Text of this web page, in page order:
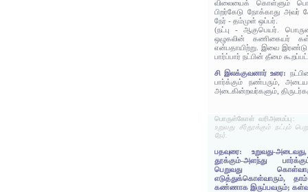
விலையைக் கொள்ளும்
பிறர்கேடு நோக்காது அவர்
நேர் - தம்முள் ஒப்பர்.
(நட்பு - ஆகுபெயர்.
ஒழுகலின் கணிகையர்
என்பதாயிற்று. இவை இரண்டு
பார்ப்பார் நட்பின் தீமை
சி இலக்குவனார் உரை:
பார்க்கும் நண்பரும்,
அடைகின்றவர்களும்,
பொருள்கோள் வரிஅமைப்பு:
உறுவது சீர்தூக்கும் நட்பும்
நேர்.
பதவுரை: உறுவது-
தூக்கும்-அளந்து
பெறுவது
எடுத்துக்கொள்வாரும்,
கண்ணாக இருப்பவரும்;